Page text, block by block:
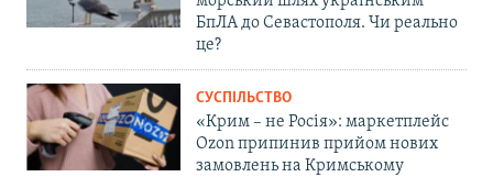
БпЛА до Севастополя. Чи реально
це?
СУСПІЛЬСТВО
«Крим – не Росія»: маркетплейс
Ozon припинив прийом нових
замовлень на Кримському